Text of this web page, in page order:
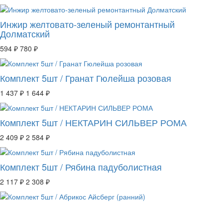
Инжир желтовато-зеленый ремонтантный
Долматский
594 ₽ 780 ₽
Комплект 5шт / Гранат Гюлейша розовая
1 437 ₽ 1 644 ₽
Комплект 5шт / НЕКТАРИН СИЛЬВЕР РОМА
2 409 ₽ 2 584 ₽
Комплект 5шт / Рябина падуболистная
2 117 ₽ 2 308 ₽